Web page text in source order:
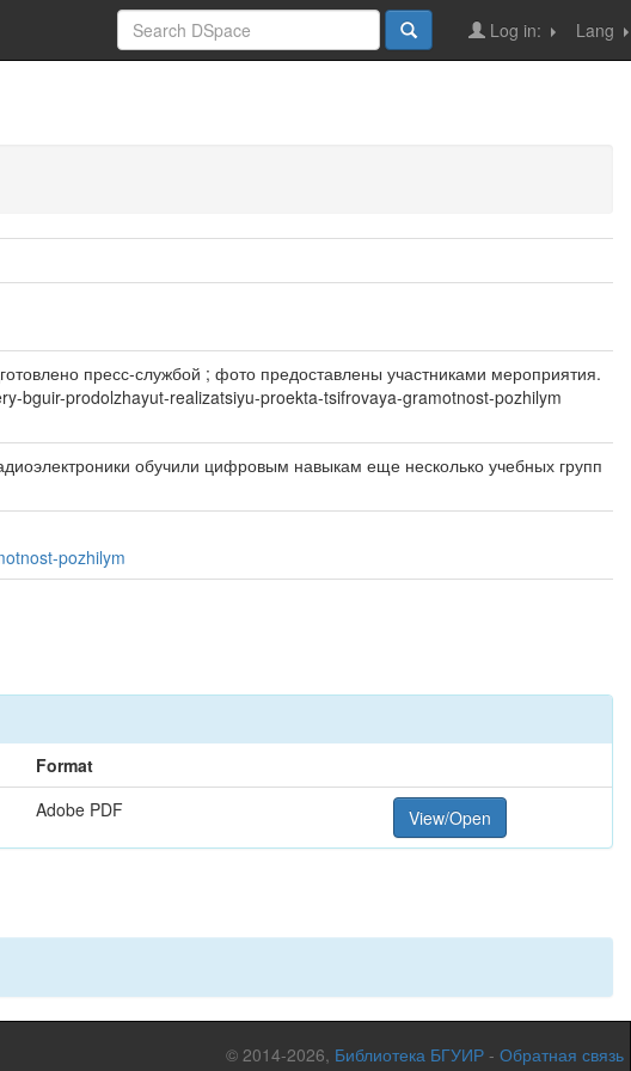
Lang
Log in:
пресс-службой ; фото предоставлены участниками мероприятия.
bguir-prodolzhayut-realizatsiyu-proekta-tsifrovaya-gramotnost-pozhilym
обучили цифровым навыкам еще несколько учебных групп
pozhilym
Format
Adobe PDF View/Open
© 2014-2026, Библиотека БГУИР - Обратная связь